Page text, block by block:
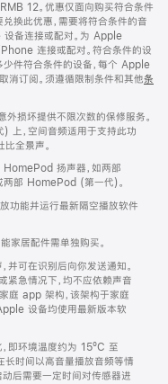
12。优惠仅面向购买符合条件
换此优惠，需要将符合条件的音
备连接或配对。为 Apple
连接或配对。符合条件的设
少件符合条件的设备，每个 Apple
消订阅。须遵循限制条件和其他条
损坏提供不限次数的保修服务。
，空间音频适用于支持此功
全景声。
扬声器，如两部
部 HomePod (第一代)。
功能并运行最新隔空播放软件
居配件需单独购买。
并可在识别后向你发送通知。
紧急情况下，均不应依赖声音
庭 app 架构，该架构于家庭
设备均使用最新版本软
即环境温度约为 15ºC 至
时间以高音量播放音频等情
后需要一定时间对传感器进